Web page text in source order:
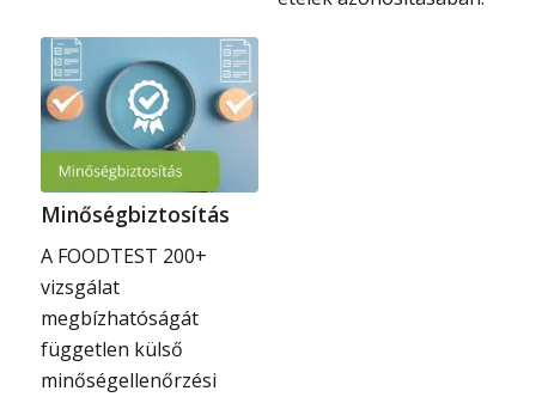
Minőségbiztosítás
A FOODTEST 200+
vizsgálat
megbízhatóságát
független külső
minőségellenőrzési